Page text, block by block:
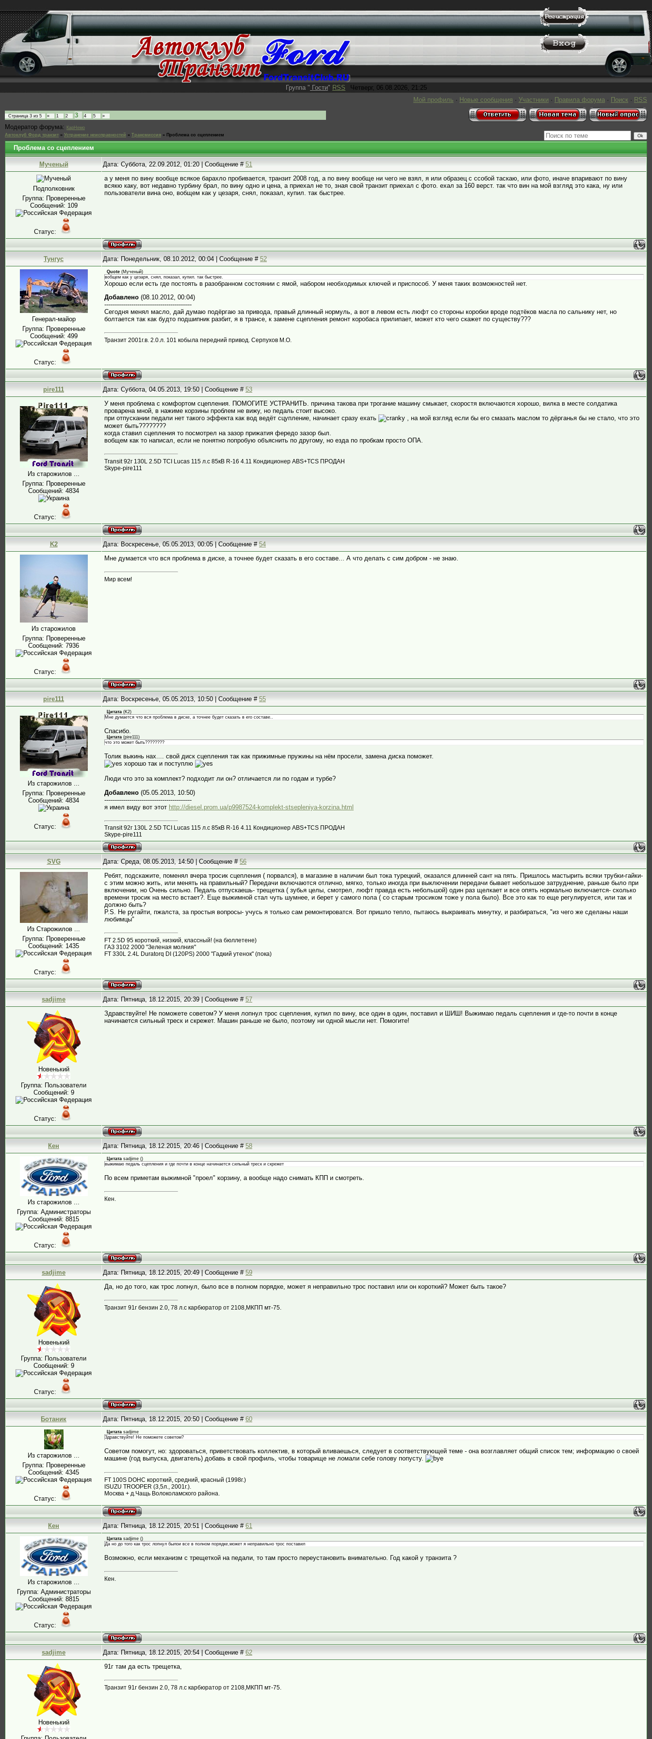
Группа " Гости" RSS
Четверг, 06.08.2026, 21:25
Мой профиль · Новые сообщения · Участники · Правила форума · Поиск · RSS
Страница 3 из 5 « 1 2 3 4 5 »
Модератор форума:
КарНемо
Автоклуб Форд транзит » Устранение неисправностей » Трансмиссия » Проблема со сцеплением
Проблема со сцеплением
Мученый Дата: Суббота, 22.09.2012, 01:20 | Сообщение #51
Подполковник
Группа: Проверенные
Сообщений: 109
Статус:
а у меня по вину вообще всякое барахло пробивается, транзит 2008 год, а по вину вообще ни чего не взял, я или образец с ссобой таскаю, или фото, иначе впаривают по вину
всякю каку, вот недавно турбину брал, по вину одно и цена, а приехал не то, зная свой транзит приехал с фото. ехал за 160 верст. так что вин на мой взгляд это кака, ну или
пользователи вина оно, вобщем как у цезаря, снял, показал, купил. так быстрее.
Тунгус Дата: Понедельник, 08.10.2012, 00:04 | Сообщение #52
Генерал-майор
Группа: Проверенные
Сообщений: 499
Статус:
Quote (Мученый)
вобщем как у цезаря, снял, показал, купил. так быстрее.
Хорошо если есть где постоять в разобранном состоянии с ямой, набором необходимых ключей и приспособ. У меня таких возможностей нет.
Добавлено (08.10.2012, 00:04)
---------------------------------------------
Сегодня менял масло, дай думаю подёргаю за привода, правый длинный нормуль, а вот в левом есть люфт со стороны коробки вроде подтёков масла по сальнику нет, но
болтается так как будто подшипник разбит, я в трансе, к замене сцепления ремонт коробаса прилипает, может кто чего скажет по существу???
Транзит 2001г.в. 2.0.л. 101 кобыла передний привод. Серпухов М.О.
pire111 Дата: Суббота, 04.05.2013, 19:50 | Сообщение #53
Из старожилов ...
Группа: Проверенные
Сообщений: 4834
Статус:
У меня проблема с комфортом сцепления. ПОМОГИТЕ УСТРАНИТЬ. причина такова при трогание машину смыкает, скоростя включаются хорошо, вилка в месте солдатика
проварена мной, в нажиме корзины проблем не вижу, но педаль стоит высоко.
при отпускании педали нет такого эффекта как вод ведёт сцупление, начинает сразу ехать
, на мой взгляд если бы его смазать маслом то дёрганья бы не стало, что это
может быть????????
когда ставил сцепления то посмотрел на зазор прижатия фередо зазор был.
вобщем как то написал, если не понятно попробую объяснить по другому, но езда по пробкам просто ОПА.
Transit 92г 130L 2.5D TCI Lucas 115 л.с 85кВ R-16 4.11 Кондиционер ABS+TCS ПРОДАН
Skype-pire111
K2 Дата: Воскресенье, 05.05.2013, 00:05 | Сообщение #54
Из старожилов
Группа: Проверенные
Сообщений: 7936
Статус:
Мне думается что вся проблема в диске, а точнее будет сказать в его составе... А что делать с сим добром - не знаю.
Мир всем!
pire111 Дата: Воскресенье, 05.05.2013, 10:50 | Сообщение #55
Из старожилов ...
Группа: Проверенные
Сообщений: 4834
Статус:
Цитата (K2)
Мне думается что вся проблема в диске, а точнее будет сказать в его составе..
Спасибо.
Цитата (pire111)
что это может быть????????
Толик выкинь нах.... свой диск сцепления так как прижимные пружины на нём просели, замена диска поможет.
хорошо так и поступлю
Люди что это за комплект? подходит ли он? отличается ли по годам и турбе?
Добавлено (05.05.2013, 10:50)
---------------------------------------------
я имел виду вот этот http://diesel.prom.ua/p9987524-komplekt-stsepleniya-korzina.html
Transit 92г 130L 2.5D TCI Lucas 115 л.с 85кВ R-16 4.11 Кондиционер ABS+TCS ПРОДАН
Skype-pire111
SVG Дата: Среда, 08.05.2013, 14:50 | Сообщение #56
Из Старожилов ...
Группа: Проверенные
Сообщений: 1435
Статус:
Ребят, подскажите, поменял вчера тросик сцепления ( порвался), в магазине в наличии был тока турецкий, оказался длинней сант на пять. Пришлось мастырить всяки трубки-гайки-
с этим можно жить, или менять на правильный? Передачи включаются отлично, мягко, только иногда при выключении передачи бывает небольшое затруднение, раньше было при
включении, но Очень сильно. Педаль отпускаешь- трещетка ( зубья целы, смотрел, люфт правда есть небольшой) один раз щелкает и все опять нормально включается- сколько
времени тросик на место встает?. Еще выжимной стал чуть шумнее, и берет у самого пола ( со старым тросиком тоже у пола было). Все это как то еще регулируется, или так и
должно быть?
P.S. Не ругайти, пжалста, за простыя вопросы- учусь я только сам ремонтироватся. Вот пришло тепло, пытаюсь выкраивать минутку, и разбираться, "из чего же сделаны наши
любимцы"
FT 2.5D 95 короткий, низкий, классный! (на бюллетене)
ГАЗ 3102 2000 "Зеленая молния"
FT 330L 2.4L Duratorq DI (120PS) 2000 "Гадкий утенок" (пока)
sadjime Дата: Пятница, 18.12.2015, 20:39 | Сообщение #57
Новенький
Группа: Пользователи
Сообщений: 9
Статус:
Здравствуйте! Не поможете советом? У меня лопнул трос сцепления, купил по вину, все один в один, поставил и ШИШ! Выжимаю педаль сцепления и где-то почти в конце
начинается сильный треск и скрежет. Машин раньше не было, поэтому ни одной мысли нет. Помогите!
Кен Дата: Пятница, 18.12.2015, 20:46 | Сообщение #58
Из старожилов ...
Группа: Администраторы
Сообщений: 8815
Статус:
Цитата sadjime ()
выжимаю педаль сцепления и где почти в конце начинается сильный треск и скрежет
По всем приметам выжимной "проел" корзину, а вообще надо снимать КПП и смотреть.
Кен.
sadjime Дата: Пятница, 18.12.2015, 20:49 | Сообщение #59
Новенький
Группа: Пользователи
Сообщений: 9
Статус:
Да, но до того, как трос лопнул, было все в полном порядке, может я неправильно трос поставил или он короткий? Может быть такое?
Транзит 91г бензин 2.0, 78 л.с карбюратор от 2108,МКПП мт-75.
Ботаник Дата: Пятница, 18.12.2015, 20:50 | Сообщение #60
Из старожилов ...
Группа: Проверенные
Сообщений: 4345
Статус:
Цитата sadjime
Здравствуйте! Не поможете советом?
Советом помогут, но: здороваться, приветствовать коллектив, в который вливаешься, следует в соответствующей теме - она возглавляет общий список тем; информацию о своей
машине (год выпуска, двигатель) добавь в свой профиль, чтобы товарище не ломали себе голову попусту.
FT 100S DOHC короткий, средний, красный (1998г.)
ISUZU TROOPER (3,5л., 2001г.).
Москва + д.Чащь Волоколамского района.
Кен Дата: Пятница, 18.12.2015, 20:51 | Сообщение #61
Из старожилов ...
Группа: Администраторы
Сообщений: 8815
Статус:
Цитата sadjime ()
Да но до того как трос лопнул былои все в полном порядке,может я неправильно трос поставил
Возможно, если механизм с трещеткой на педали, то там просто переустановить внимательно. Год какой у транзита ?
Кен.
sadjime Дата: Пятница, 18.12.2015, 20:54 | Сообщение #62
Новенький
91г там да есть трещетка,
Транзит 91г бензин 2.0, 78 л.с карбюратор от 2108,МКПП мт-75.